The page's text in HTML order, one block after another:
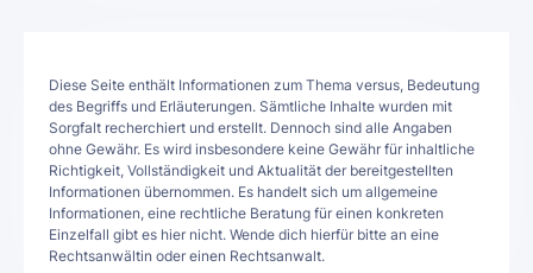
Diese Seite enthält Informationen zum Thema versus, Bedeutung
des Begriffs und Erläuterungen. Sämtliche Inhalte wurden mit
Sorgfalt recherchiert und erstellt. Dennoch sind alle Angaben
ohne Gewähr. Es wird insbesondere keine Gewähr für inhaltliche
Richtigkeit, Vollständigkeit und Aktualität der bereitgestellten
Informationen übernommen. Es handelt sich um allgemeine
Informationen, eine rechtliche Beratung für einen konkreten
Einzelfall gibt es hier nicht. Wende dich hierfür bitte an eine
Rechtsanwältin oder einen Rechtsanwalt.